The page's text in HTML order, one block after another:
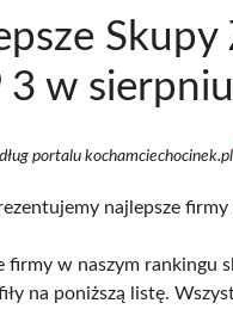
3 w
portalu kochamciechocinek.pl
najlepsze
firmy w naszym rankingu
na poniższą listę.